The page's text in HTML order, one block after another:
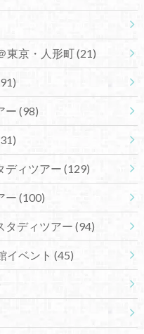
東京・人形町(21)
ー (98)
ディツアー (129)
ー (100)
タディツアー (94)
イベント (45)